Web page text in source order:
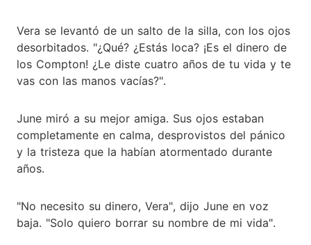
Vera se levantó de un salto de la silla, con los ojos
desorbitados. "¿Qué? ¿Estás loca? ¡Es el dinero de
los Compton! ¿Le diste cuatro años de tu vida y te
vas con las manos vacías?".
June miró a su mejor amiga. Sus ojos estaban
completamente en calma, desprovistos del pánico
y la tristeza que la habían atormentado durante
años.
"No necesito su dinero, Vera", dijo June en voz
baja. "Solo quiero borrar su nombre de mi vida".